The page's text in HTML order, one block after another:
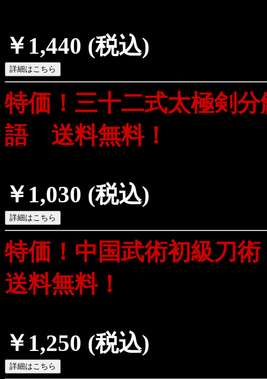
￥1,440 (税込)
特価！三十二式太極剣
語 送料無料！
￥1,030 (税込)
特価！中国武術初級
送料無料！
￥1,250 (税込)